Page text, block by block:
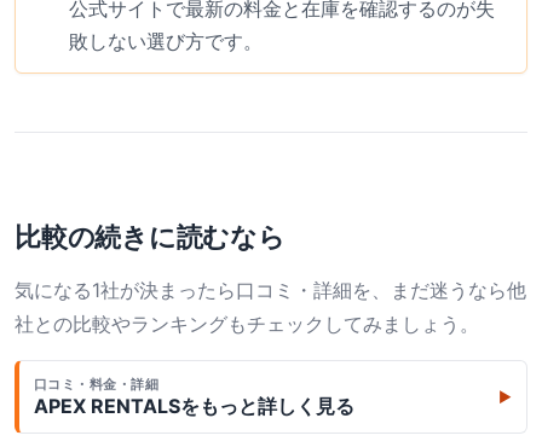
公式サイトで最新の料金と在庫を確認するのが失
敗しない選び方です。
比較の続きに読むなら
気になる1社が決まったら口コミ・詳細を、まだ迷うなら他
社との比較やランキングもチェックしてみましょう。
口コミ・料金・詳細
APEX RENTALSをもっと詳しく見る ▶